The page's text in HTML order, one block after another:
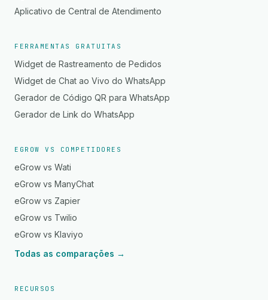
Aplicativo de Central de Atendimento
FERRAMENTAS GRATUITAS
Widget de Rastreamento de Pedidos
Widget de Chat ao Vivo do WhatsApp
Gerador de Código QR para WhatsApp
Gerador de Link do WhatsApp
EGROW VS COMPETIDORES
eGrow vs Wati
eGrow vs ManyChat
eGrow vs Zapier
eGrow vs Twilio
eGrow vs Klaviyo
Todas as comparações →
RECURSOS